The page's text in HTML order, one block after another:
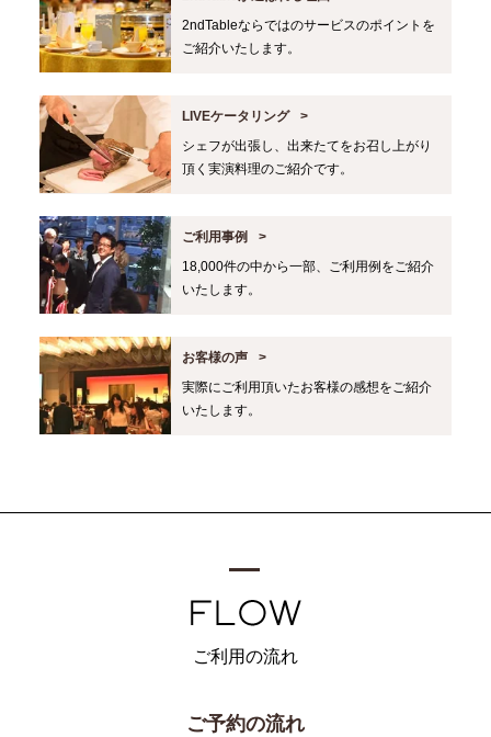
2ndTableならではのサービスのポイントを
ご紹介いたします。
LIVEケータリング
シェフが出張し、出来たてをお召し上がり
頂く実演料理のご紹介です。
ご利用事例
18,000件の中から一部、ご利用例をご紹介
いたします。
お客様の声
実際にご利用頂いたお客様の感想をご紹介
いたします。
ご利用の流れ
ご予約の流れ